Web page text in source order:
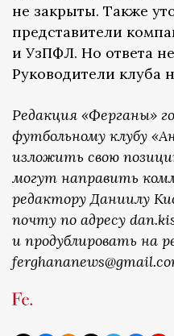
не закрыты. Также
представители
и УзПФЛ. Но ответа
Руководители клуба
Редакция «Ферганы»
футбольному клубу
изложить свою
могут направить
редактору Даниилу
почту по адресу
и продублировать на